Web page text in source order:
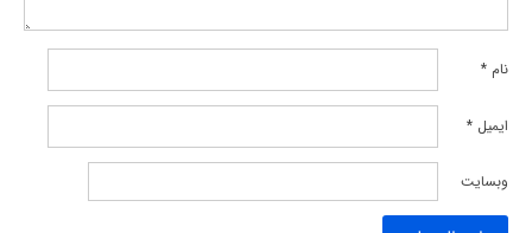
نام *
ایمیل *
وبسایت